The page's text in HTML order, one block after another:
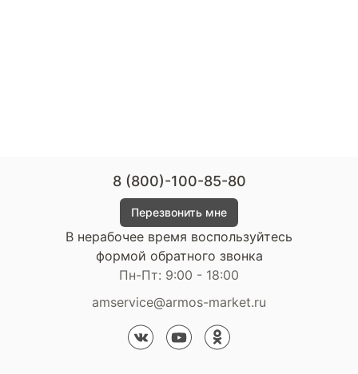
8 (800)-100-85-80
Перезвонить мне
В нерабочее время воспользуйтесь
формой обратного звонка
Пн-Пт: 9:00 - 18:00
amservice@armos-market.ru